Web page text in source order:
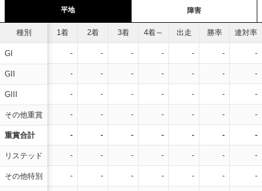
平地 障害
種別
GI
GII
GIII
その他重賞
重賞合計
リステッド
その他特別
1着 2着 3着 4着～ 出走 勝率 連対率
- - - - - - -
- - - - - - -
- - - - - - -
- - - - - - -
- - - - - - -
- - - - - - -
- - - - - - -